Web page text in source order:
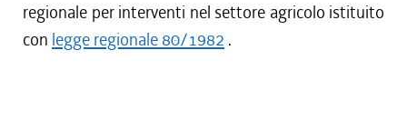
regionale per interventi nel settore agricolo istituito
con legge regionale 80/1982 .